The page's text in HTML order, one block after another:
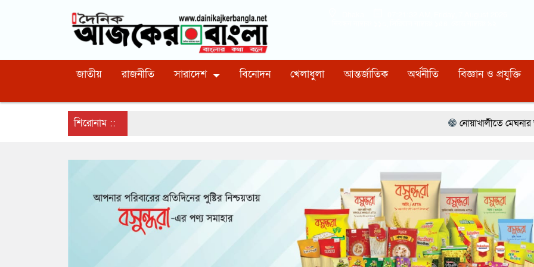
জাতীয় রাজনীতি সারাদেশ বিনোদন খেলাধুলা আন্তর্জাতিক অর্থনীতি বিজ্ঞান ও প্রযুক্তি
শিরোনাম :: নোয়াখালীতে মেঘনার ভাঙনরোধে জিও